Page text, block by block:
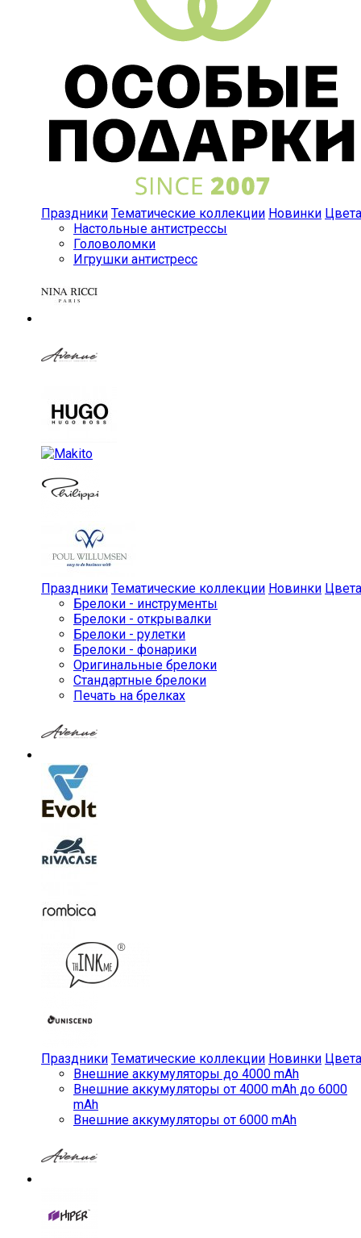
Праздники Тематические коллекции Новинки Цвета
Настольные антистрессы
Головоломки
Игрушки антистресс
Праздники Тематические коллекции Новинки Цвета
Брелоки - инструменты
Брелоки - открывалки
Брелоки - рулетки
Брелоки - фонарики
Оригинальные брелоки
Стандартные брелоки
Печать на брелках
Праздники Тематические коллекции Новинки Цвета
Внешние аккумуляторы до 4000 mAh
Внешние аккумуляторы от 4000 mAh до 6000
mAh
Внешние аккумуляторы от 6000 mAh